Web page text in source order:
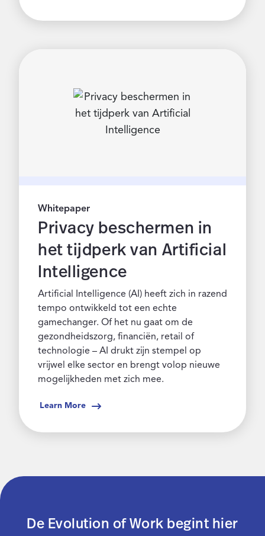
Whitepaper
Privacy beschermen in
het tijdperk van Artificial
Intelligence
Artificial Intelligence (AI) heeft zich in razend
tempo ontwikkeld tot een echte
gamechanger. Of het nu gaat om de
gezondheidszorg, financiën, retail of
technologie – AI drukt zijn stempel op
vrijwel elke sector en brengt volop nieuwe
mogelijkheden met zich mee.
Learn More
De Evolution of Work begint hier